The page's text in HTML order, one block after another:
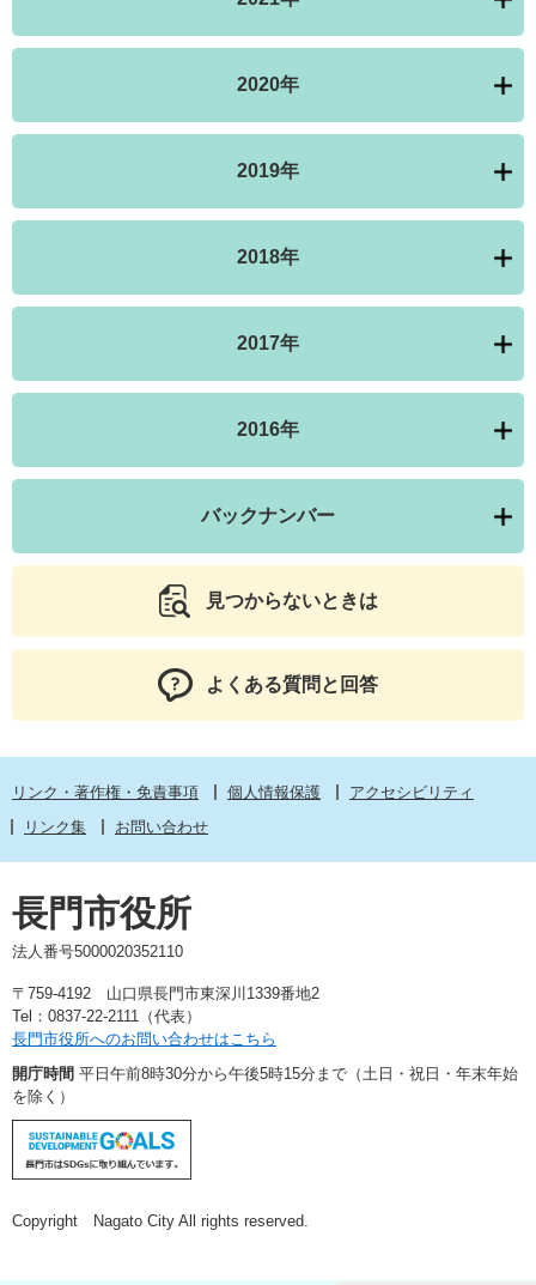
2020年
2019年
2018年
2017年
2016年
バックナンバー
見つからないときは
よくある質問と回答
リンク・著作権・免責事項 個人情報保護
アクセシビリティ
リンク集
お問い合わせ
長門市役所
法人番号5000020352110
〒759-4192 山口県長門市東深川1339番地2
Tel：0837-22-2111（代表）
長門市役所へのお問い合わせはこちら
開庁時間 平日午前8時30分から午後5時15分まで（土日・祝日・年末年始
を除く）
Copyright Nagato City All rights reserved.